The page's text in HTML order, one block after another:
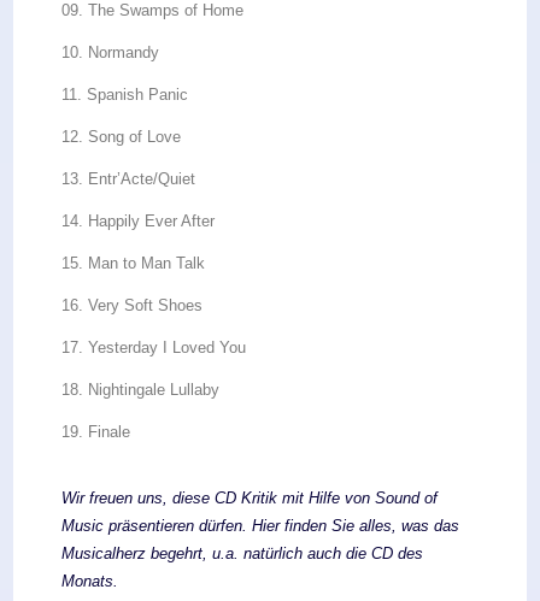
09. The Swamps of Home
10. Normandy
11. Spanish Panic
12. Song of Love
13. Entr’Acte/Quiet
14. Happily Ever After
15. Man to Man Talk
16. Very Soft Shoes
17. Yesterday I Loved You
18. Nightingale Lullaby
19. Finale
Wir freuen uns, diese CD Kritik mit Hilfe von Sound of
Music präsentieren dürfen. Hier finden Sie alles, was das
Musicalherz begehrt, u.a. natürlich auch die CD des
Monats.